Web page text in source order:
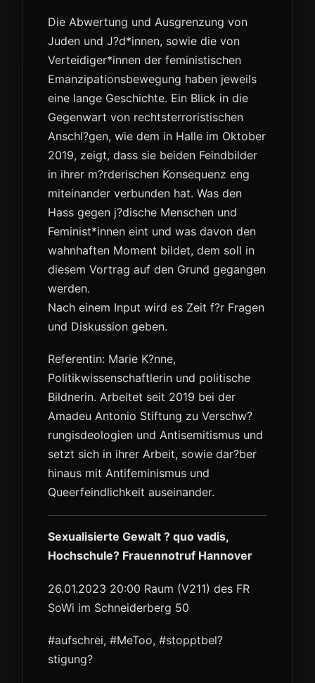
Die Abwertung und Ausgrenzung von
Juden und J?d*innen, sowie die von
Verteidiger*innen der feministischen
Emanzipationsbewegung haben jeweils
eine lange Geschichte. Ein Blick in die
Gegenwart von rechtsterroristischen
Anschl?gen, wie dem in Halle im Oktober
2019, zeigt, dass sie beiden Feindbilder
in ihrer m?rderischen Konsequenz eng
miteinander verbunden hat. Was den
Hass gegen j?dische Menschen und
Feminist*innen eint und was davon den
wahnhaften Moment bildet, dem soll in
diesem Vortrag auf den Grund gegangen
werden.
Nach einem Input wird es Zeit f?r Fragen
und Diskussion geben.
Referentin: Marie K?nne,
Politikwissenschaftlerin und politische
Bildnerin. Arbeitet seit 2019 bei der
Amadeu Antonio Stiftung zu Verschw?
rungisdeologien und Antisemitismus und
setzt sich in ihrer Arbeit, sowie dar?ber
hinaus mit Antifeminismus und
Queerfeindlichkeit auseinander.
Sexualisierte Gewalt ? quo vadis,
Hochschule? Frauennotruf Hannover
26.01.2023 20:00 Raum (V211) des FR
SoWi im Schneiderberg 50
#aufschrei, #MeToo, #stopptbel?
stigung?